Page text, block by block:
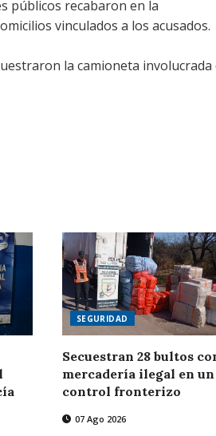
públicos recabaron en la
vinculados a los acusados.
la camioneta involucrada
SEGURIDAD
Secuestran 28 bultos
mercadería ilegal en un
control fronterizo
07 Ago 2026